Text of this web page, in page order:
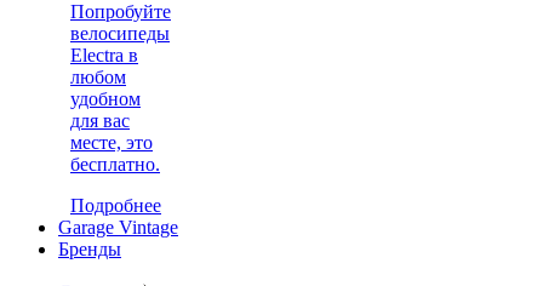
Попробуйте
велосипеды
Electra в
любом
удобном
для вас
месте, это
бесплатно.
Подробнее
Garage Vintage
Бренды